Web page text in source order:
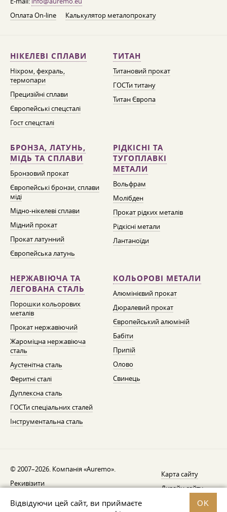
Відвідуючи цей сайт, ви приймаєте
OK
Оплата On-line
Калькулятор металопрокату
НІКЕЛЕВІ СПЛАВИ
Ніхром, фехраль,
термопари
Прецизійні сплави
Європейські спецсталі
Гост спецсталі
ТИТАН
Титановий прокат
ГОСТи титану
Титан Європа
БРОНЗА, ЛАТУНЬ,
МІДЬ ТА СПЛАВИ
Бронзовий прокат
Європейські бронзи, сплави
міді
Мідно-нікелеві сплави
Мідний прокат
Прокат латунний
Європейська латунь
РІДКІСНІ ТА
ТУГОПЛАВКІ
МЕТАЛИ
Вольфрам
Молібден
Прокат рідких металів
Рідкісні метали
Лантаноїди
НЕРЖАВІЮЧА ТА
ЛЕГОВАНА СТАЛЬ
Порошки кольорових
металів
Прокат нержавіючий
Жароміцна нержавіюча
сталь
Аустенітна сталь
Феритні сталі
Дуплексна сталь
ГОСТи спеціальних сталей
Інструментальна сталь
КОЛЬОРОВІ МЕТАЛИ
Алюмінієвий прокат
Дюралевий прокат
Європейський алюміній
Бабіти
Припій
Олово
Свинець
© 2007–2026. Компанія «Auremo».
Рекивізити
Карта сайту
Дизайн сайту —